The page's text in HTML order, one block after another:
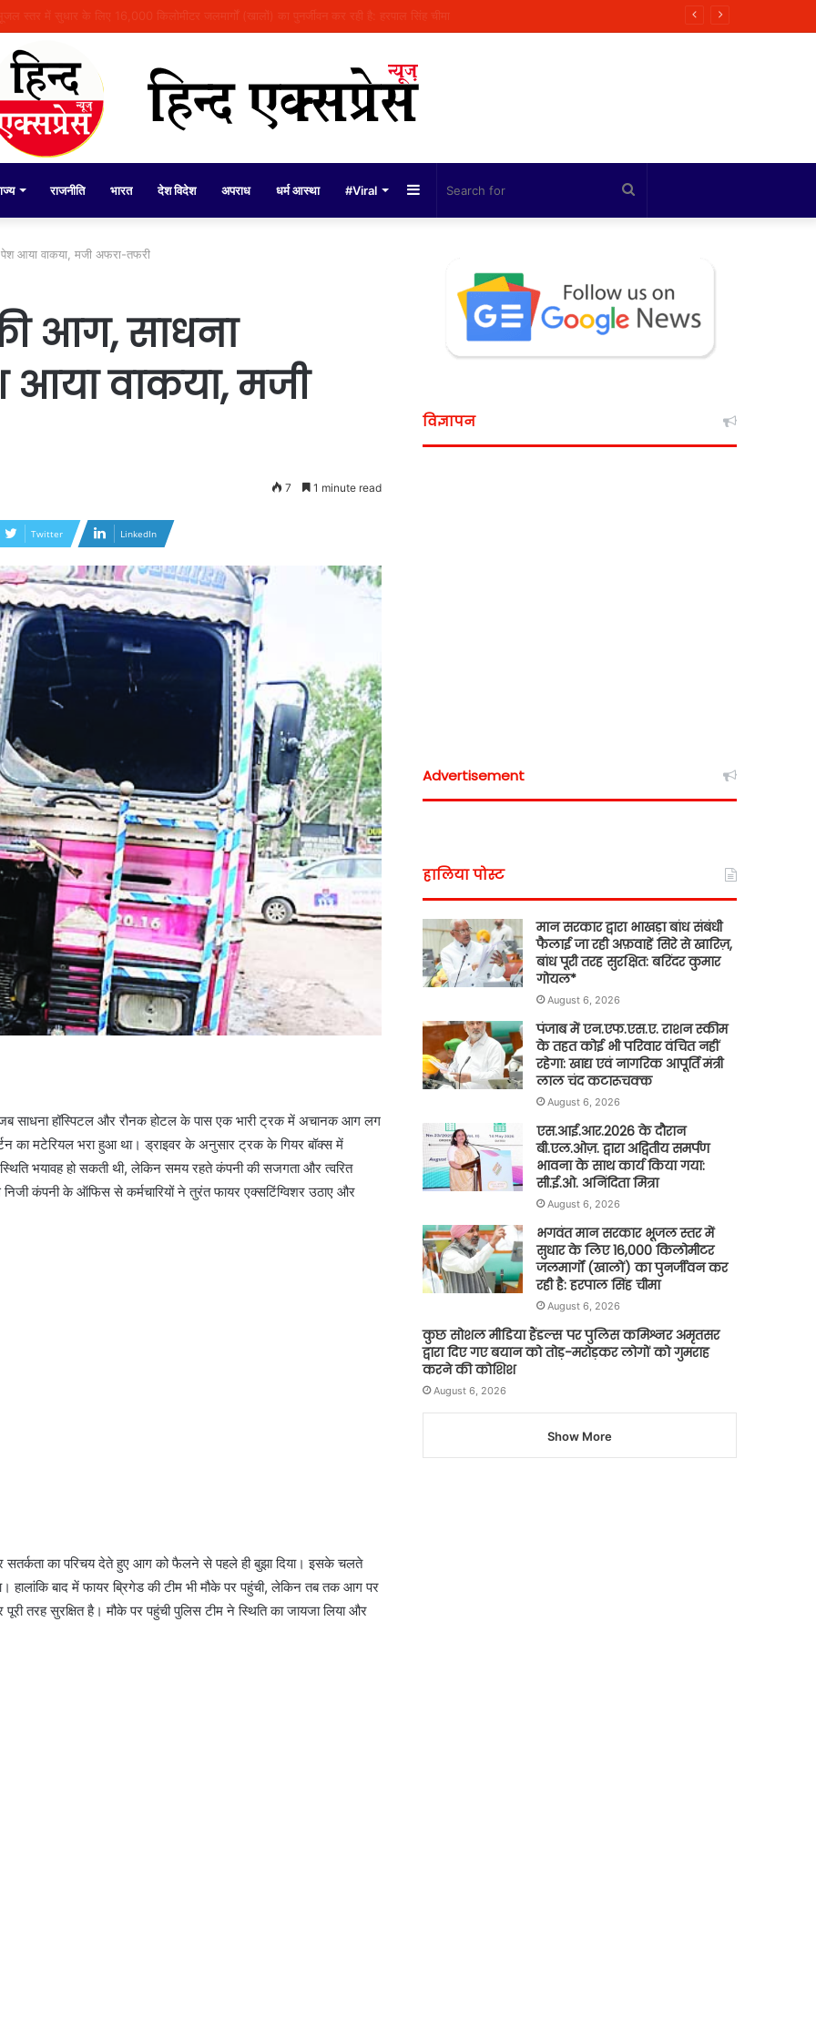
पर पुलिस कमिश्नर अमृतसर द्वारा दिए गए बयान को तोड़-मरोड़कर लोगों को गुमराह करने की कोशिश
राजनीति भारत देश विदेश अपराध धर्म आस्था #Viral Sidebar
आया वाकया, मजी अफरा-तफरी
आग, साधना
आया वाकया, मजी
7 1 minute read
Twitter LinkedIn
साधना हॉस्पिटल और रौनक होटल के पास एक भारी ट्रक में अचानक आग लग
का मटेरियल भरा हुआ था। ड्राइवर के अनुसार ट्रक के गियर बॉक्स में
भयावह हो सकती थी, लेकिन समय रहते कंपनी की सजगता और त्वरित
कंपनी के ऑफिस से कर्मचारियों ने तुरंत फायर एक्सटिंग्विशर उठाए और
का परिचय देते हुए आग को फैलने से पहले ही बुझा दिया। इसके चलते
बाद में फायर ब्रिगेड की टीम भी मौके पर पहुंची, लेकिन तब तक आग पर
तरह सुरक्षित है। मौके पर पहुंची पुलिस टीम ने स्थिति का जायजा लिया और
मानसून में बिजली से रहें सतर्क, CPDL ने
जारी की सुरक्षा एडवाइजरी
विज्ञापन
Advertisement
हालिया पोस्ट
मान सरकार द्वारा भाखड़ा बांध संबंधी
फैलाई जा रही अफ़वाहें सिरे से खारिज़,
बांध पूरी तरह सुरक्षित: बरिंदर कुमार
गोयल*
August 6, 2026
पंजाब में एन.एफ.एस.ए. राशन स्कीम
के तहत कोई भी परिवार वंचित नहीं
रहेगा: खाद्य एवं नागरिक आपूर्ति मंत्री
लाल चंद कटारूचक्क
August 6, 2026
एस.आई.आर.2026 के दौरान
बी.एल.ओज़. द्वारा अद्वितीय समर्पण
भावना के साथ कार्य किया गया:
सी.ई.ओ. अनिंदिता मित्रा
August 6, 2026
भगवंत मान सरकार भूजल स्तर में
सुधार के लिए 16,000 किलोमीटर
जलमार्गों (खालों) का पुनर्जीवन कर
रही है: हरपाल सिंह चीमा
August 6, 2026
कुछ सोशल मीडिया हैंडल्स पर पुलिस कमिश्नर अमृतसर
द्वारा दिए गए बयान को तोड़-मरोड़कर लोगों को गुमराह
करने की कोशिश
August 6, 2026
Show More